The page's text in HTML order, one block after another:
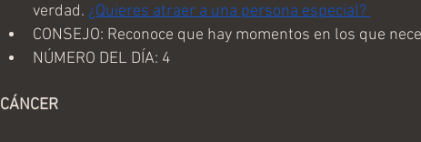
verdad. ¿Quieres atraer a una persona especial?
CONSEJO: Reconoce que hay momentos en los que
NÚMERO DEL DÍA: 4
CÁNCER